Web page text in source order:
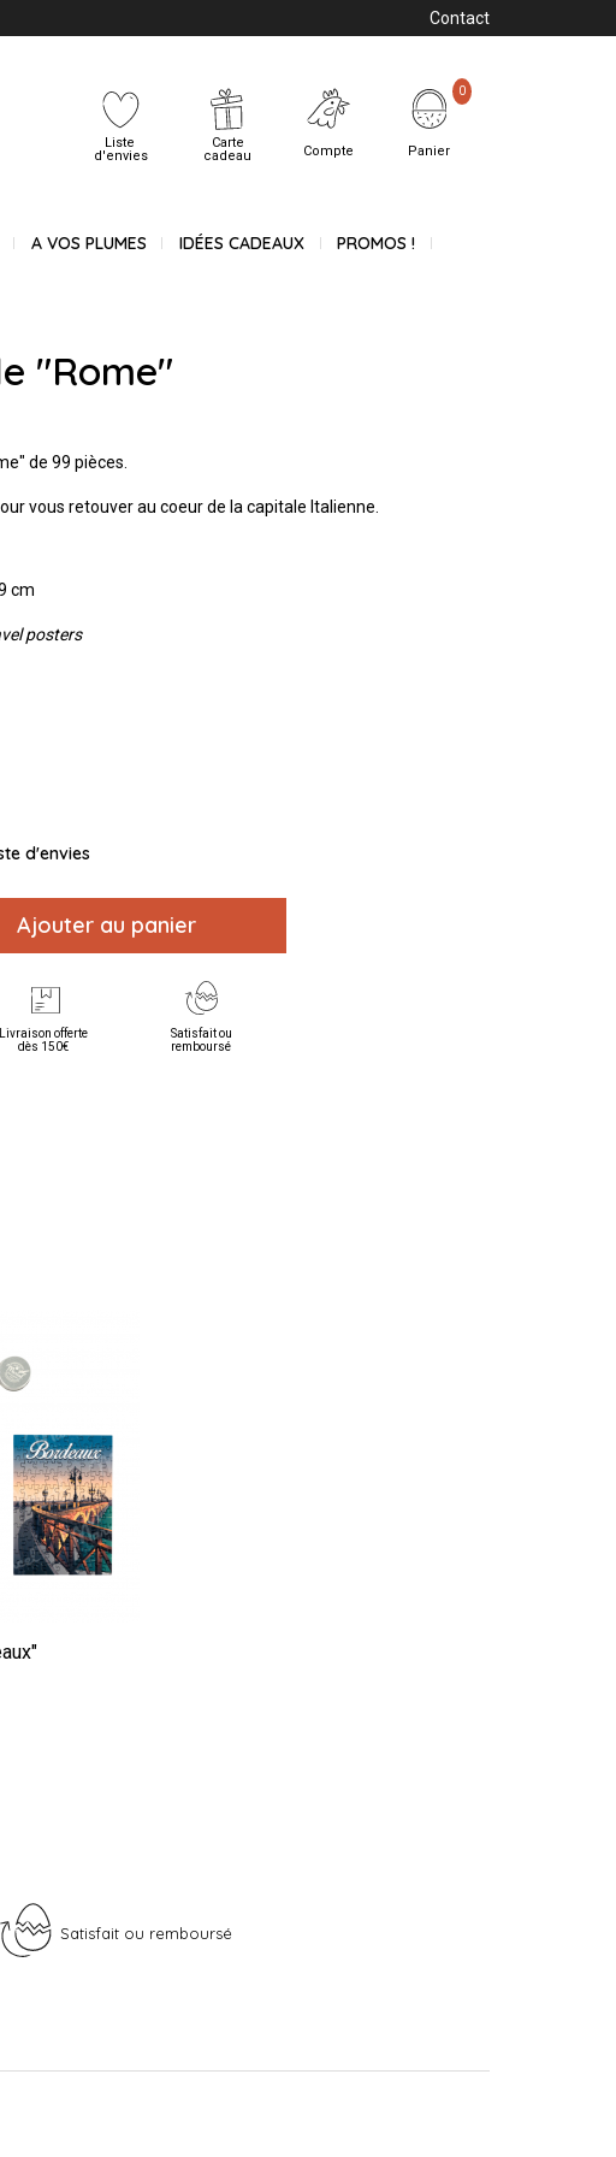
Contact
Liste
d'envies
Carte
cadeau
Compte Panier
0
A VOS PLUMES IDÉES CADEAUX PROMOS !
"Rome"
de 99 pièces.
vous retouver au coeur de la capitale Italienne.
cm
posters
d'envies
Ajouter au panier
Livraison offerte
dès 150€
Satisfait ou
remboursé
Satisfait ou remboursé